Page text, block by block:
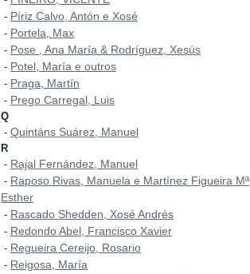
- Píriz Calvo, Antón e Xosé
- Portela, Max
- Pose , Ana María & Rodríguez, Xesús
- Potel, María e outros
- Praga, Martín
- Prego Carregal, Luis
Q
- Quintáns Suárez, Manuel
R
- Rajal Fernández, Manuel
- Raposo Rivas, Manuela e Martínez Figueira Mª
Esther
- Rascado Shedden, Xosé Andrés
- Redondo Abel, Francisco Xavier
- Regueira Cereijo, Rosario
- Reigosa, María